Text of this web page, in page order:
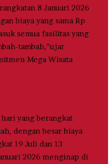
8 Januari 2026
biaya yang sama Rp
semua fasilitas yang
tambah,”ujar
Mega Wisata
yang berangkat
dengan besar biaya
19 Juli dan 13
2026 menginap di